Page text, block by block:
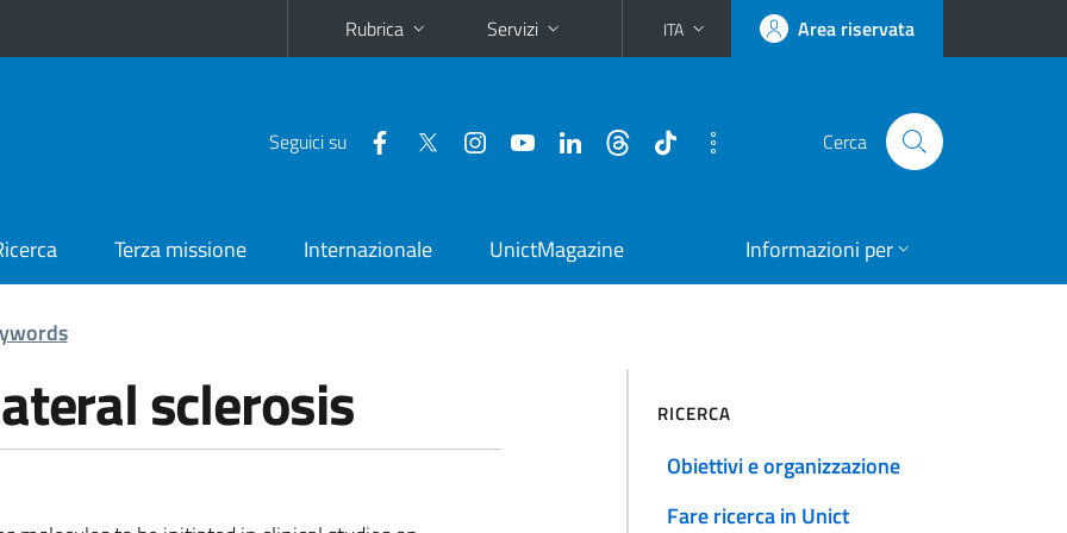
Rubrica Servizi ITA Area riservata
Seguici su Cerca
Terza missione Internazionale UnictMagazine Informazioni per
sclerosis RICERCA
Obiettivi e organizzazione
Fare ricerca in Unict